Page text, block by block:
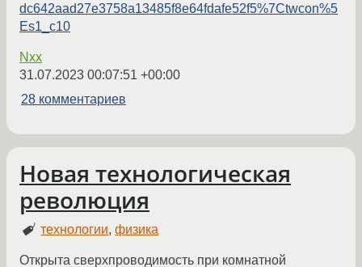
dc642aad27e3758a13485f8e64fdafe52f5%7Ctwcon%5
Es1_c10
Nxx
31.07.2023 00:07:51 +00:00
28 комментариев
Новая технологическая
революция
технологии,физика
Открыта сверхпроводимость при комнатной